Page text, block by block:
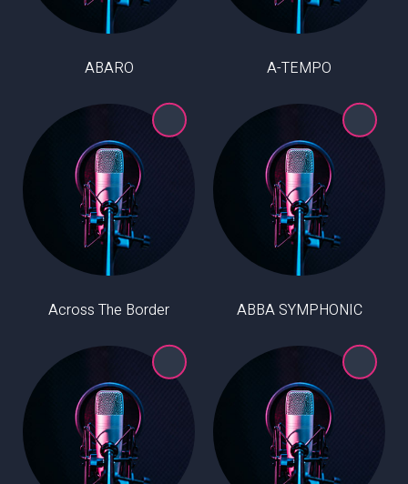
A-TEMPO
ABARO
ABBA SYMPHONIC
Across The Border